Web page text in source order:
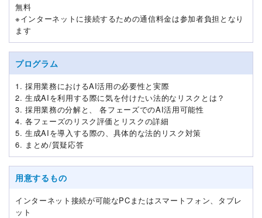
無料
※インターネットに接続するための通信料金は参加者負担となり
ます
プログラム
1. 採用業務におけるAI活用の必要性と実際
2. 生成AIを利用する際に気を付けたい法的なリスクとは？
3. 採用業務の分解と、 各フェーズでのAI活用可能性
4. 各フェーズのリスク評価とリスクの詳細
5. 生成AIを導入する際の、具体的な法的リスク対策
6. まとめ/質疑応答
用意するもの
インターネット接続が可能なPCまたはスマートフォン、タブレ
ット